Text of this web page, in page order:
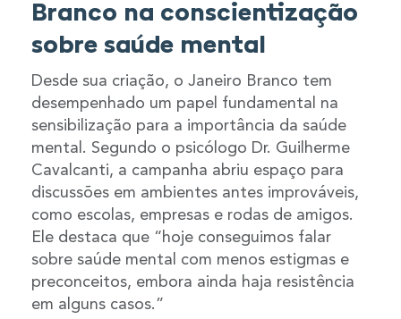
Branco na conscientização
sobre saúde mental
Desde sua criação, o Janeiro Branco tem
desempenhado um papel fundamental na
sensibilização para a importância da saúde
mental. Segundo o psicólogo Dr. Guilherme
Cavalcanti, a campanha abriu espaço para
discussões em ambientes antes improváveis,
como escolas, empresas e rodas de amigos.
Ele destaca que “hoje conseguimos falar
sobre saúde mental com menos estigmas e
preconceitos, embora ainda haja resistência
em alguns casos.”